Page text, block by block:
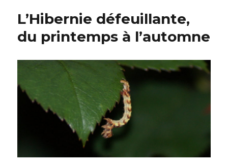
L’Hibernie défeuillante,
du printemps à l’automne